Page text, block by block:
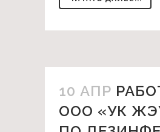
10 АПР
ООО «УК